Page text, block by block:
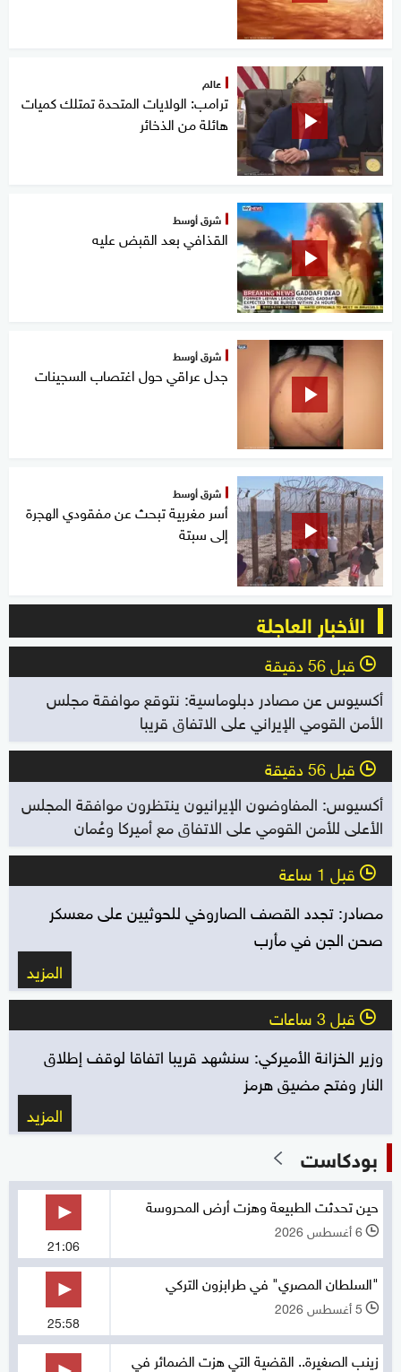
عالم
ترامب: الولايات المتحدة تمتلك كميات
هائلة من الذخائر
شرق أوسط
القذافي بعد القبض عليه
شرق أوسط
جدل عراقي حول اغتصاب السجينات
شرق أوسط
أسر مغربية تبحث عن مفقودي الهجرة
إلى سبتة
الأخبار العاجلة
l قبل 56 دقيقة
أكسيوس عن مصادر دبلوماسية: نتوقع موافقة مجلس
الأمن القومي الإيراني على الاتفاق قريبا
l قبل 56 دقيقة
أكسيوس: المفاوضون الإيرانيون ينتظرون موافقة المجلس
الأعلى للأمن القومي على الاتفاق مع أميركا وعُمان
l قبل 1 ساعة
مصادر: تجدد القصف الصاروخي للحوثيين على معسكر
صحن الجن في مأرب
المزيد
l قبل 3 ساعات
وزير الخزانة الأميركي: سنشهد قريبا اتفاقا لوقف إطلاق
النار وفتح مضيق هرمز
المزيد
بودكاست
حين تحدثت الطبيعة وهزت أرض المحروسة
l 6 أغسطس 2026
21:06
"السلطان المصري" في طرابزون التركي
l 5 أغسطس 2026
25:58
زينب الصغيرة.. القضية التي هزت الضمائر في